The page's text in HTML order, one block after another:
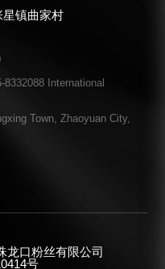
镇曲家村
International
Town, Zhaoyuan City,
龙口粉丝有限公司
号